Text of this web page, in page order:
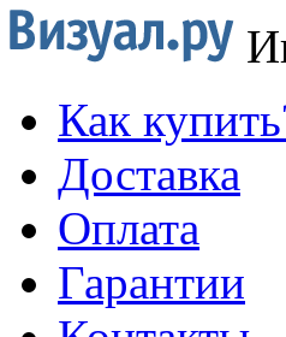
Как
Доставка
Оплата
Гарантии